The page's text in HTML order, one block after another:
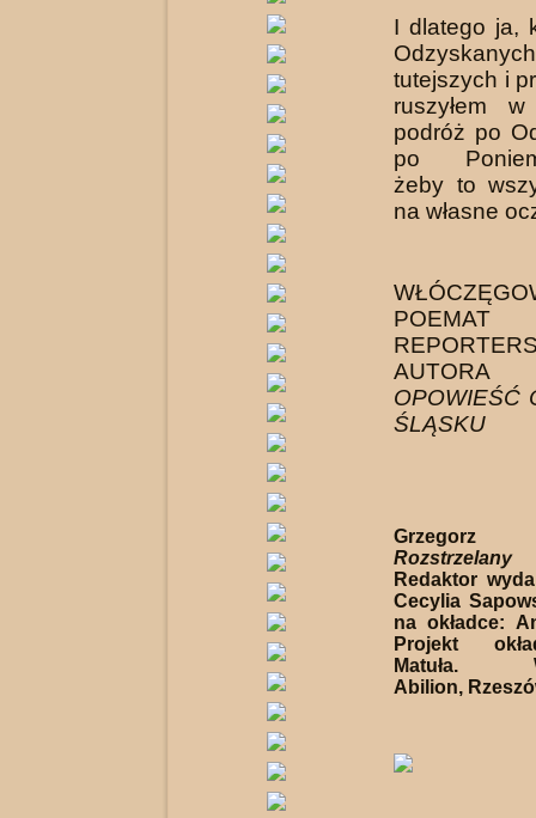
I dlatego ja,
tutejszych i
ruszyłem
podróż po
po
żeby to
na własne
POEMAT
OPOWIEŚĆ
ŚLĄSKU
Grzegorz
Redaktor
Cecylia
na okładce:
Projekt
Matuła.
Abilion,